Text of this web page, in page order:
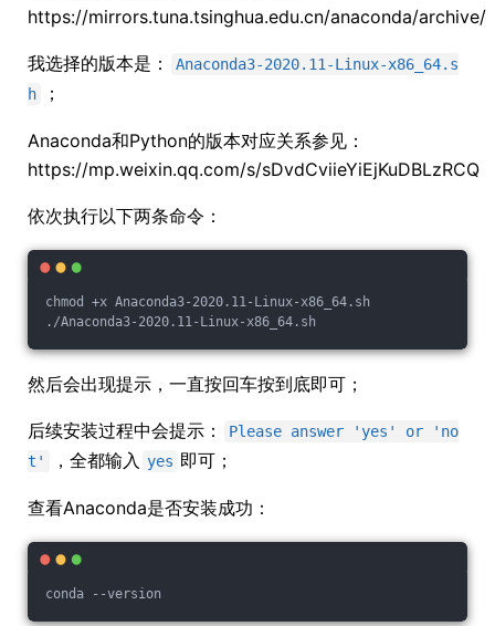
https://mirrors.tuna.tsinghua.edu.cn/anaconda/archive/
我选择的版本是：
Anaconda3-2020.11-Linux-x86_64.s
h
；
Anaconda和Python的版本对应关系参见：
https://mp.weixin.qq.com/s/sDvdCviieYiEjKuDBLzRCQ
依次执行以下两条命令：
chmod +x Anaconda3-2020.11-Linux-x86_64.sh
./Anaconda3-2020.11-Linux-x86_64.sh
然后会出现提示，一直按回车按到底即可；
后续安装过程中会提示：
Please answer 'yes' or 'no
t'
，全都输入 yes 即可；
查看Anaconda是否安装成功：
conda --version